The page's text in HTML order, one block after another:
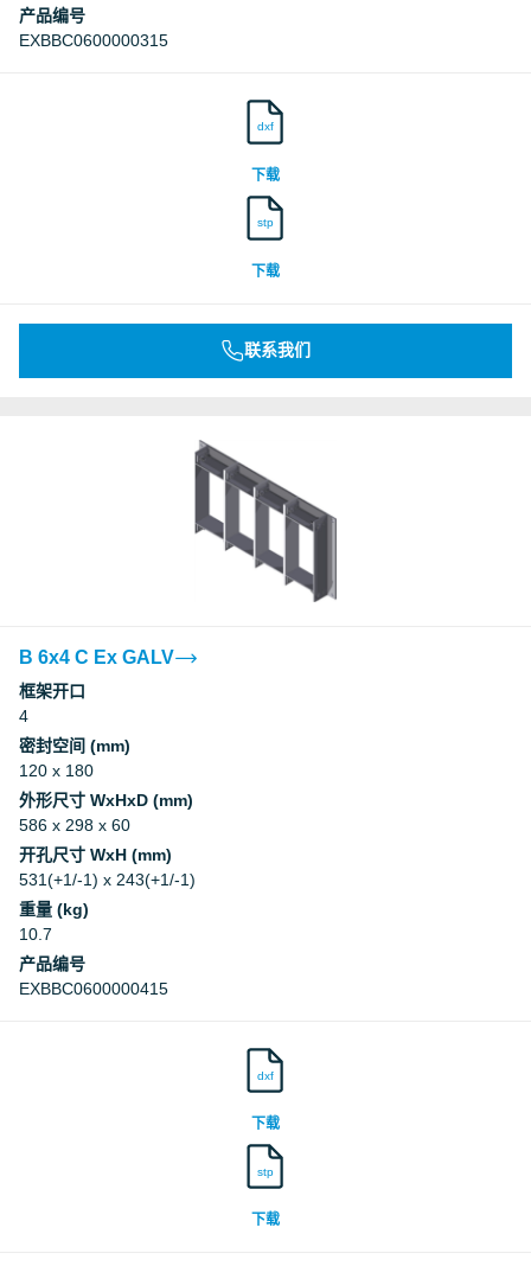
产品编号
EXBBC0600000315
dxf
下载
stp
下载
联系我们
B 6x4 C Ex GALV
框架开口
4
密封空间 (mm)
120 x 180
外形尺寸 WxHxD (mm)
586 x 298 x 60
开孔尺寸 WxH (mm)
531(+1/-1) x 243(+1/-1)
重量 (kg)
10.7
产品编号
EXBBC0600000415
dxf
下载
stp
下载